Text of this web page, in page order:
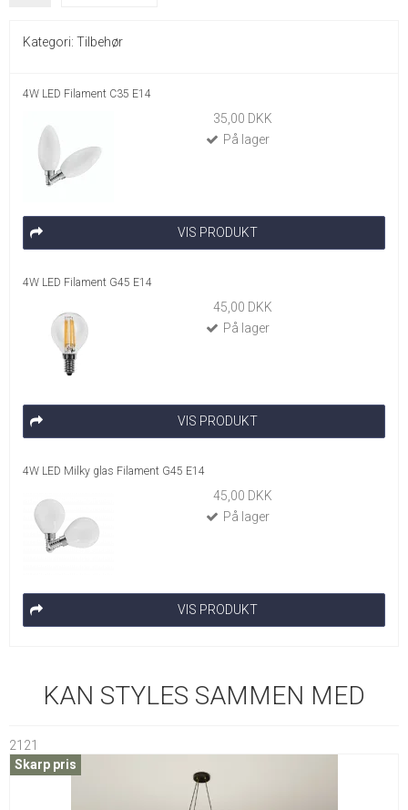
Kategori: Tilbehør
4W LED Filament C35 E14
35,00 DKK
På lager
VIS PRODUKT
4W LED Filament G45 E14
45,00 DKK
På lager
VIS PRODUKT
4W LED Milky glas Filament G45 E14
45,00 DKK
På lager
VIS PRODUKT
KAN STYLES SAMMEN MED
2121
Skarp pris